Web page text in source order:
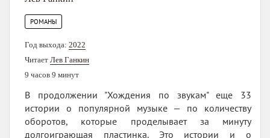
РОМАНЫ
Год выхода: 2022
Читает Лев Ганкин
9 часов 9 минут
В продолжении "Хождения по звукам" еще 33
истории о популярной музыке — по количеству
оборотов, которые проделывает за минуту
долгоиграющая пластинка. Это истории и о